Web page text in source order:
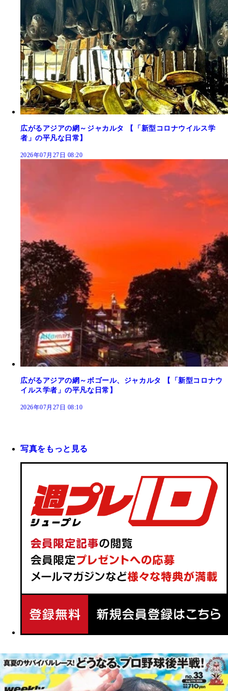
広がるアジアの網～ジャカルタ 【「新型コロナウイルス学
者」の平凡な日常】
2026年07月27日 08:20
広がるアジアの網～ボゴール、ジャカルタ 【「新型コロナウ
イルス学者」の平凡な日常】
2026年07月27日 08:10
写真をもっと見る